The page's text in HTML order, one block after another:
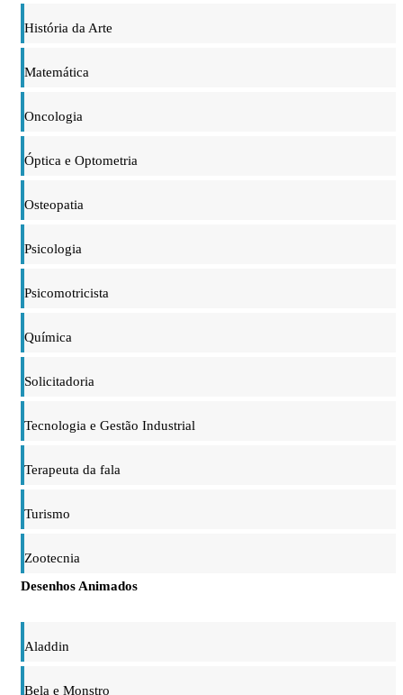
História da Arte
Matemática
Oncologia
Óptica e Optometria
Osteopatia
Psicologia
Psicomotricista
Química
Solicitadoria
Tecnologia e Gestão Industrial
Terapeuta da fala
Turismo
Zootecnia
Desenhos Animados
Aladdin
Bela e Monstro